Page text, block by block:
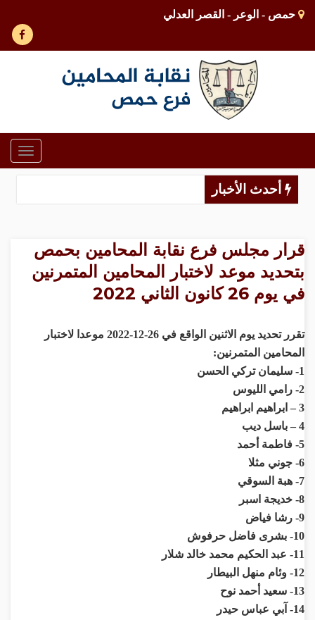
حمص - الوعر - القصر العدلي
أحدث الأخبار
قرار مجلس فرع نقابة المحامين بحمص
بتحديد موعد لاختبار المحامين المتمرنين
في يوم 26 كانون الثاني 2022
تقرر تحديد يوم الاثنين الواقع في 26-12-2022 موعدا لاختبار
المحامين المتمرنين:
1- سليمان تركي الحسن
2- رامي الليوس
3 – ابراهيم ابراهيم
4 – باسل ديب
5- فاطمة أحمد
6- جوني مثلا
7- هبة السوقي
8- خديجة اسبر
9- رشا فياض
10- بشرى فاضل حرفوش
11- عبد الحكيم محمد خالد شلار
12- وئام منهل البيطار
13- سعيد أحمد نوح
14- آبي عباس حيدر